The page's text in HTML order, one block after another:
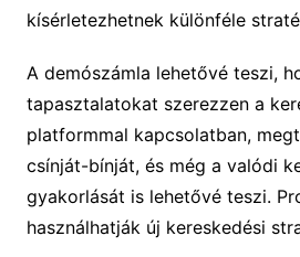
kísérletezhetnek különféle
A demószámla lehetővé teszi,
tapasztalatokat szerezzen a
platformmal kapcsolatban,
csínját-bínját, és még a valódi
gyakorlását is lehetővé teszi.
használhatják új kereskedési